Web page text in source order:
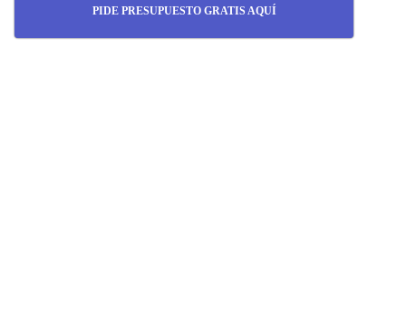
PIDE PRESUPUESTO GRATIS AQUÍ